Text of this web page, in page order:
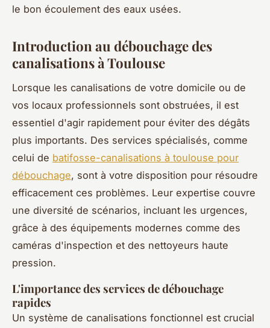
le bon écoulement des eaux usées.
Introduction au débouchage des
canalisations à Toulouse
Lorsque les canalisations de votre domicile ou de
vos locaux professionnels sont obstruées, il est
essentiel d'agir rapidement pour éviter des dégâts
plus importants. Des services spécialisés, comme
celui de batifosse-canalisations à toulouse pour
débouchage, sont à votre disposition pour résoudre
efficacement ces problèmes. Leur expertise couvre
une diversité de scénarios, incluant les urgences,
grâce à des équipements modernes comme des
caméras d'inspection et des nettoyeurs haute
pression.
L'importance des services de débouchage
rapides
Un système de canalisations fonctionnel est crucial